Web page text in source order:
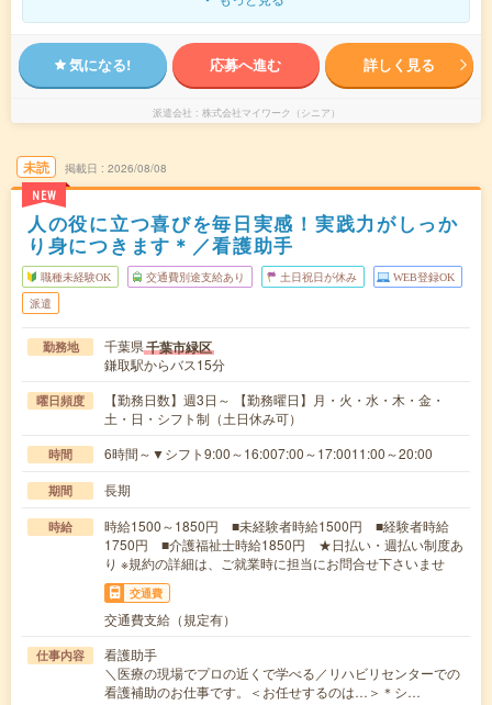
気になる! 応募へ進む 詳しく見る
派遣会社 株式会社マイワーク（シニア）
未読
NEW
掲載日 2026/08/08
人の役に立つ喜びを毎日実感！実践力がしっか
り身につきます＊／看護助手
職種未経験OK 交通費別途支給あり 土日祝日が休み WEB登録OK
派遣
勤務地 千葉県千葉市緑区
鎌取駅からバス15分
曜日頻度
【勤務日数】週3日～ 【勤務曜日】月・火・水・木・金・
土・日・シフト制（土日休み可）
時間 6時間～▼シフト9:00～16:007:00～17:0011:00～20:00
期間 長期
時給
時給1500～1850円 ■未経験者時給1500円 ■経験者時給
1750円 ■介護福祉士時給1850円 ★日払い・週払い制度あ
り ※規約の詳細は、ご就業時に担当にお問合せ下さいませ
交通費
交通費支給（規定有）
仕事内容
看護助手
＼医療の現場でプロの近くで学べる／リハビリセンターでの
看護補助のお仕事です。＜お任せするのは…＞＊シ…